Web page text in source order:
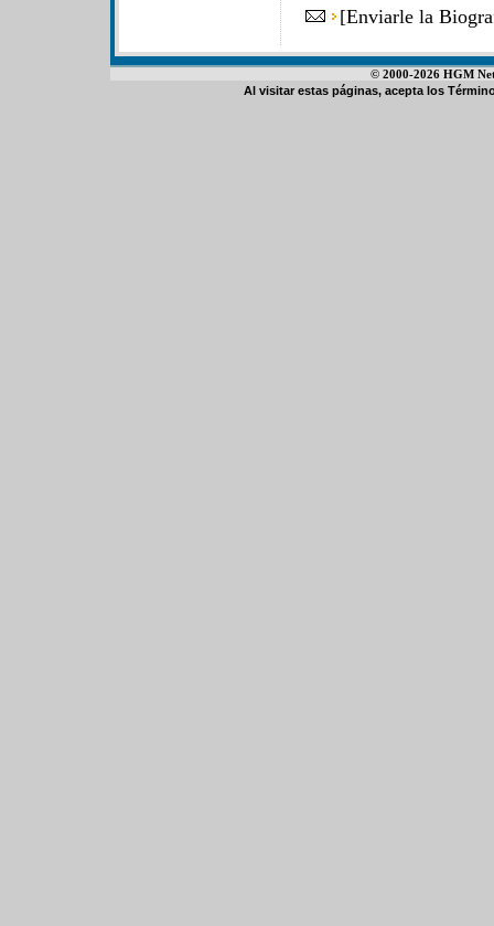
[Enviarle la
© 2000-2026 HGM
Al visitar estas páginas, acepta los